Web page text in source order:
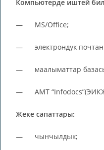
Компьютерде иштей
— MS/Office;
— электрондук
— маалыматтар
— АМТ
Жеке сапаттары:
— чынчылдык;